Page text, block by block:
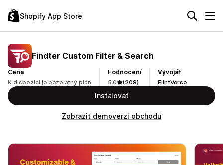
Shopify App Store
Findter Custom Filter & Search
Cena
K dispozici je bezplatný plán
Hodnocení
5,0
(208)
Vývojář
FlintVerse
Instalovat
Zobrazit demoverzi obchodu